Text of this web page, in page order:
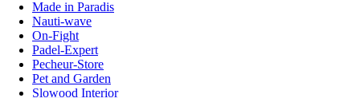
Made in Paradis
Nauti-wave
On-Fight
Padel-Expert
Pecheur-Store
Pet and Garden
Slowood Interior